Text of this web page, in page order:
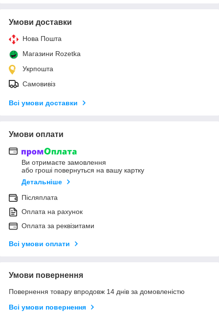
Умови доставки
Нова Пошта
Магазини Rozetka
Укрпошта
Самовивіз
Всі умови доставки
Умови оплати
Ви отримаєте замовлення
або гроші повернуться на вашу картку
Детальніше
Післяплата
Оплата на рахунок
Оплата за реквізитами
Всі умови оплати
Умови повернення
Повернення товару впродовж 14 днів за домовленістю
Всі умови повернення